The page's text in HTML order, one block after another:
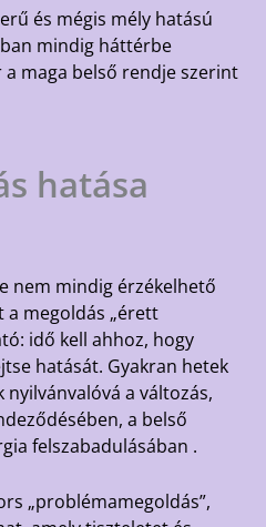
és mégis mély hatású
mindig háttérbe
maga belső rendje szerint
hatása
nem mindig érzékelhető
a megoldás „érett
idő kell ahhoz, hogy
hatását. Gyakran hetek
a változás,
a belső
felszabadulásában .
„problémamegoldás”,